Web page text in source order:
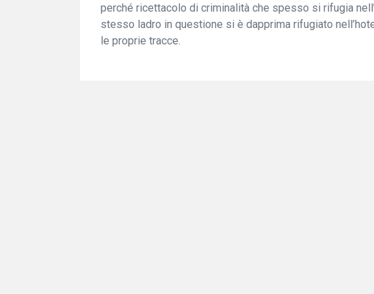
perché ricettacolo di criminalità che spesso si rifugia
stesso ladro in questione si è dapprima rifugiato
le proprie tracce.